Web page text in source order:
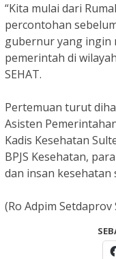
“Kita mulai dari
percontohan
gubernur yang ingin
pemerintah di
SEHAT.
Pertemuan turut
Asisten
Kadis Kesehatan
BPJS Kesehatan,
dan insan kesehatan
(Ro Adpim Setdaprov